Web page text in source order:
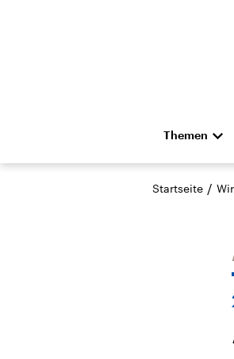
Themen
Die
Hörspiel
Anhalt
Startseite /